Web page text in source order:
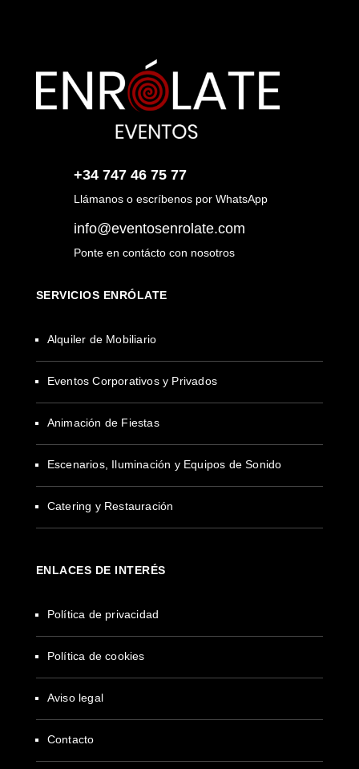
+34 747 46 75 77
Llámanos o escríbenos por WhatsApp
info@eventosenrolate.com
Ponte en contácto con nosotros
SERVICIOS ENRÓLATE
Alquiler de Mobiliario
Eventos Corporativos y Privados
Animación de Fiestas
Escenarios, Iluminación y Equipos de Sonido
Catering y Restauración
ENLACES DE INTERÉS
Política de privacidad
Política de cookies
Aviso legal
Contacto